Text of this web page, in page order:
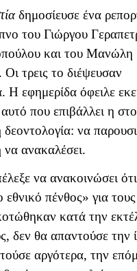
δημοσίευσε ένα
του Γιώργου
και του Μανώλη
τρεις το διέψευσαν
Η εφημερίδα όφειλε
που επιβάλλει η
να
να ανακαλέσει.
να ανακοινώσει
εθνικό πένθος» για
κατά την
δεν θα απαντούσε την
αργότερα, την